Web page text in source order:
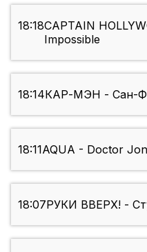
18:18CAPTAIN
Impossible
18:14КАР-МЭН - Сан-
18:11AQUA - Doctor
18:07РУКИ ВВЕРХ! -